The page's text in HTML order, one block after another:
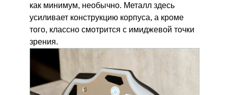
как минимум, необычно. Металл здесь
усиливает конструкцию корпуса, а кроме
того, классно смотрится с имиджевой точки
зрения.